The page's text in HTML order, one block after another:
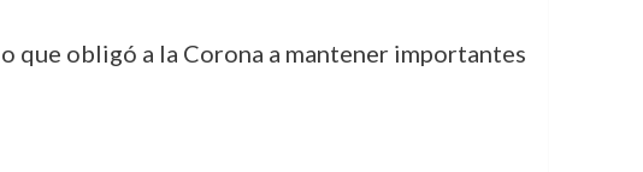
que obligó a la Corona a mantener importantes